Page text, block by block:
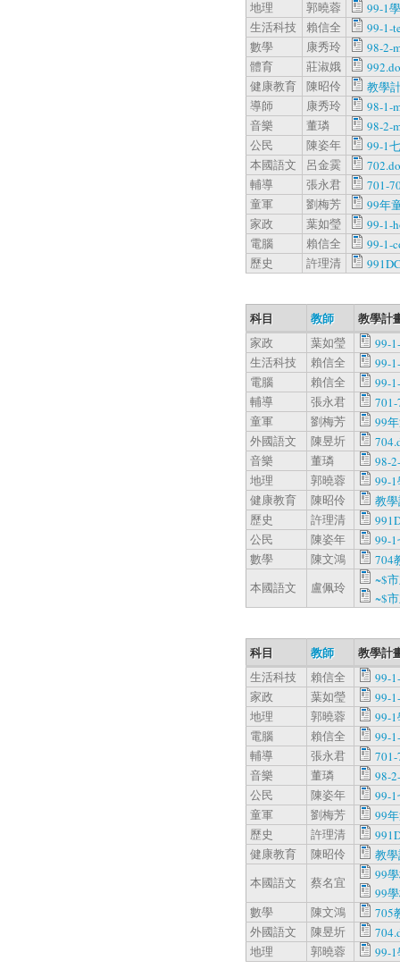
地理
郭曉蓉
99-1
生活科技
賴信全
99-1-
數學
康秀玲
98-2-
體育
莊淑娥
健康教育
陳昭伶
教學
導師
康秀玲
98-1-
音樂
董璘
98-2-
公民
陳姿年
99-1
本國語文
呂金霙
輔導
張永君
701-
童軍
劉梅芳
99年
家政
葉如瑩
99-1-
電腦
賴信全
99-1-
歷史
許理清
科目 教師 教學計
家政 葉如瑩
99-
生活科技
賴信全
99-
電腦
賴信全
99-
輔導
張永君
童軍
劉梅芳
99
外國語文
陳昱圻
音樂
董璘
98-
地理
郭曉蓉
99-
健康教育
陳昭伶
教
歷史
許理清
公民
陳姿年
99-
數學
陳文鴻
704
本國語文
盧佩玲
~$
~$
科目 教師 教學計
生活科技 賴信全
99-
家政
葉如瑩
99-
地理
郭曉蓉
99-
電腦
賴信全
99-
輔導
張永君
音樂
董璘
98-
公民
陳姿年
99-
童軍
劉梅芳
99
歷史
許理清
健康教育
陳昭伶
教
本國語文
蔡名宜
99
99
數學
陳文鴻
705
外國語文
陳昱圻
地理
郭曉蓉 99-